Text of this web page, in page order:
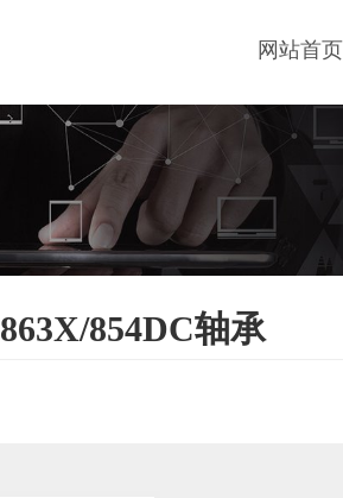
网站首页
863X/854DC轴承